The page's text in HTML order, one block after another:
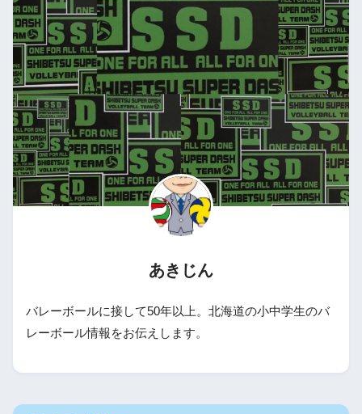
あきじん
バレーボールに接して50年以上。北海道の小中学生のバ
レーボール情報をお伝えします。